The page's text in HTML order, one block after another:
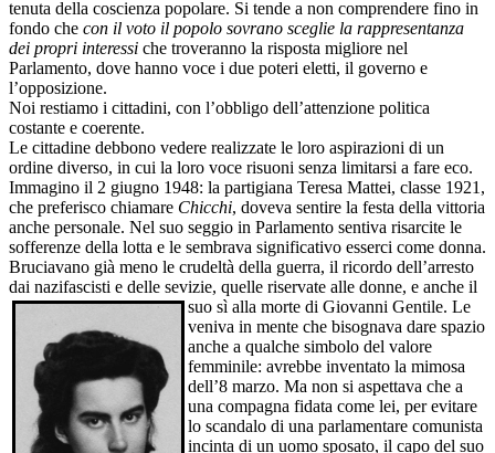
tenuta della coscienza popolare. Si tende a non comprendere fino in
fondo che con il voto il popolo sovrano sceglie la rappresentanza
dei propri interessi che troveranno la risposta migliore nel
Parlamento, dove hanno voce i due poteri eletti, il governo e
l’opposizione.
Noi restiamo i cittadini, con l’obbligo dell’attenzione politica
costante e coerente.
Le cittadine debbono vedere realizzate le loro aspirazioni di un
ordine diverso, in cui la loro voce risuoni senza limitarsi a fare eco.
Immagino il 2 giugno 1948: la partigiana Teresa Mattei, classe 1921,
che preferisco chiamare Chicchi, doveva sentire la festa della vittoria
anche personale. Nel suo seggio in Parlamento sentiva risarcite le
sofferenze della lotta e le sembrava significativo esserci come donna.
Bruciavano già meno le crudeltà della guerra, il ricordo dell’arresto
dai nazifascisti e delle sevizie, quelle riservate alle donne, e anche il
suo sì alla morte di Giovanni Gentile. Le
veniva in mente che bisognava dare spazio
anche a qualche simbolo del valore
femminile: avrebbe inventato la mimosa
dell’8 marzo. Ma non si aspettava che a
una compagna fidata come lei, per evitare
lo scandalo di una parlamentare comunista
incinta di un uomo sposato, il capo del suo